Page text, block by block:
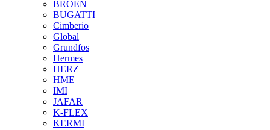
BROEN
BUGATTI
Cimberio
Global
Grundfos
Hermes
HERZ
HME
IMI
JAFAR
K-FLEX
KERMI